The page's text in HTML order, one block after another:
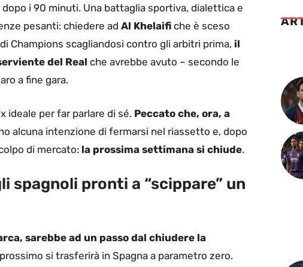
i 90 minuti. Una battaglia sportiva, dialettica e
pesanti: chiedere ad Al Khelaifi che è sceso
Champions scagliandosi contro gli arbitri prima, il
del Real che avrebbe avuto – secondo le
a fine gara.
ideale per far parlare di sé. Peccato che, ora, a
alcuna intenzione di fermarsi nel riassetto e, dopo
di mercato: la prossima settimana si chiude.
spagnoli pronti a “scippare” un
sarebbe ad un passo dal chiudere la
si trasferirà in Spagna a parametro zero.